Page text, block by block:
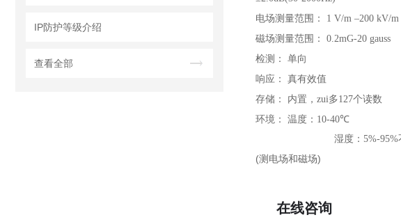
IP防护等级介绍
查看全部
电场测量范围：
1 V/m –200 kV/m
磁场测量范围：
0.2mG-20 gauss
检测：
单向
响应：
真有效值
存储：
内置，zui多127个读数
环境：
温度： 10-40℃
湿度： 5%-95%
(测电场和磁场)
在线咨询